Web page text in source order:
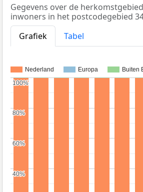
Gegevens over de
inwoners in het postcodegebied
Grafiek
Tabel
Nederland Europa Buiten
40%
40%
60%
60%
80%
80%
100%
100%